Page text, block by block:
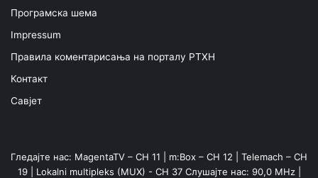
Програмска шема
Impressum
Правила коментарисања на порталу РТХН
Контакт
Савјет
Гледајте нас: MagentaTV – CH 11 | m:Box – CH 12 | Telemach – CH
19 | Lokalni multipleks (MUX) - CH 37 Слушајте нас: 90,0 MHz |